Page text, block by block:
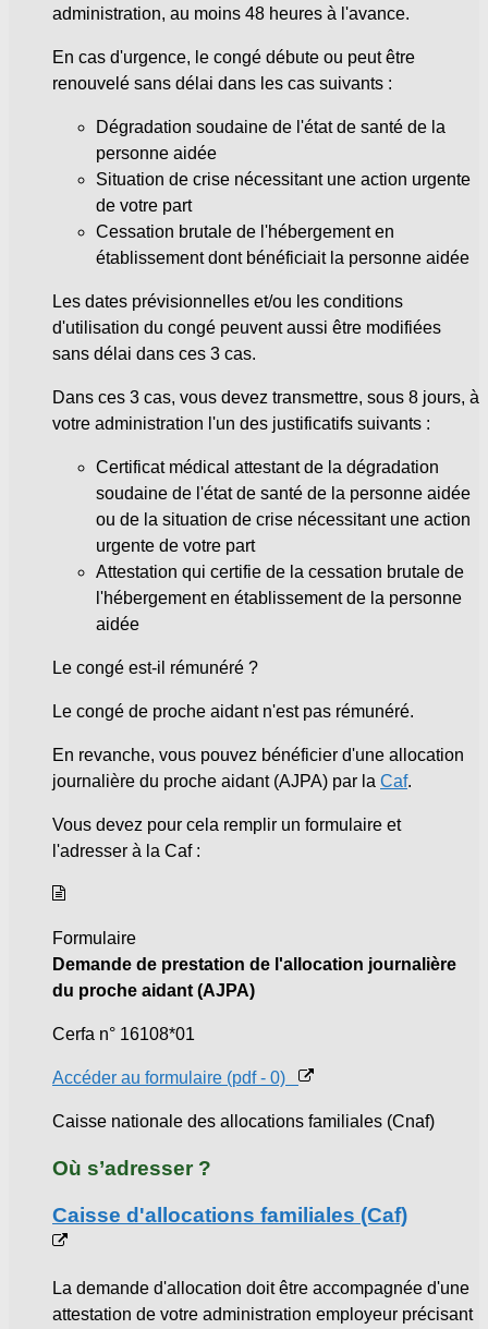
administration, au moins 48 heures à l'avance.
En cas d'urgence, le congé débute ou peut être
renouvelé sans délai dans les cas suivants :
Dégradation soudaine de l'état de santé de la
personne aidée
Situation de crise nécessitant une action urgente
de votre part
Cessation brutale de l'hébergement en
établissement dont bénéficiait la personne aidée
Les dates prévisionnelles et/ou les conditions
d'utilisation du congé peuvent aussi être modifiées
sans délai dans ces 3 cas.
Dans ces 3 cas, vous devez transmettre, sous 8 jours, à
votre administration l'un des justificatifs suivants :
Certificat médical attestant de la dégradation
soudaine de l'état de santé de la personne aidée
ou de la situation de crise nécessitant une action
urgente de votre part
Attestation qui certifie de la cessation brutale de
l'hébergement en établissement de la personne
aidée
Le congé est-il rémunéré ?
Le congé de proche aidant n'est pas rémunéré.
En revanche, vous pouvez bénéficier d'une allocation
journalière du proche aidant (AJPA) par la Caf.
Vous devez pour cela remplir un formulaire et
l'adresser à la Caf :
Formulaire
Demande de prestation de l'allocation journalière
du proche aidant (AJPA)
Cerfa n° 16108*01
Accéder au formulaire (pdf - 0)
Caisse nationale des allocations familiales (Cnaf)
Où s’adresser ?
Caisse d'allocations familiales (Caf)
La demande d'allocation doit être accompagnée d'une
attestation de votre administration employeur précisant